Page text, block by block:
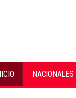
NACIONALES